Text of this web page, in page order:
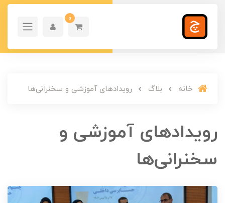
0
خانه بلاگ رویدادهای آموزشی و سخنرانی‌ها
رویدادهای آموزشی و
سخنرانی‌ها